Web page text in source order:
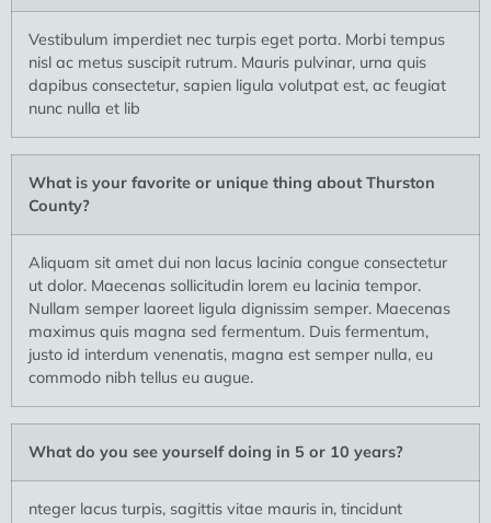
Vestibulum imperdiet nec turpis eget porta. Morbi tempus
nisl ac metus suscipit rutrum. Mauris pulvinar, urna quis
dapibus consectetur, sapien ligula volutpat est, ac feugiat
nunc nulla et lib
What is your favorite or unique thing about Thurston
County?
Aliquam sit amet dui non lacus lacinia congue consectetur
ut dolor. Maecenas sollicitudin lorem eu lacinia tempor.
Nullam semper laoreet ligula dignissim semper. Maecenas
maximus quis magna sed fermentum. Duis fermentum,
justo id interdum venenatis, magna est semper nulla, eu
commodo nibh tellus eu augue.
What do you see yourself doing in 5 or 10 years?
nteger lacus turpis, sagittis vitae mauris in, tincidunt